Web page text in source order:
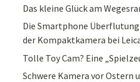
Das kleine Glück am
Die Smartphone Überflutung
der Kompaktkamera bei
Tolle Toy Cam? Eine
Schwere Kamera vor Ostern